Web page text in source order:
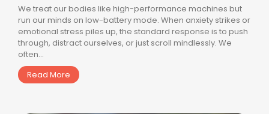
We treat our bodies like high-performance machines but
run our minds on low-battery mode. When anxiety strikes or
emotional stress piles up, the standard response is to push
through, distract ourselves, or just scroll mindlessly. We
often...
Read More